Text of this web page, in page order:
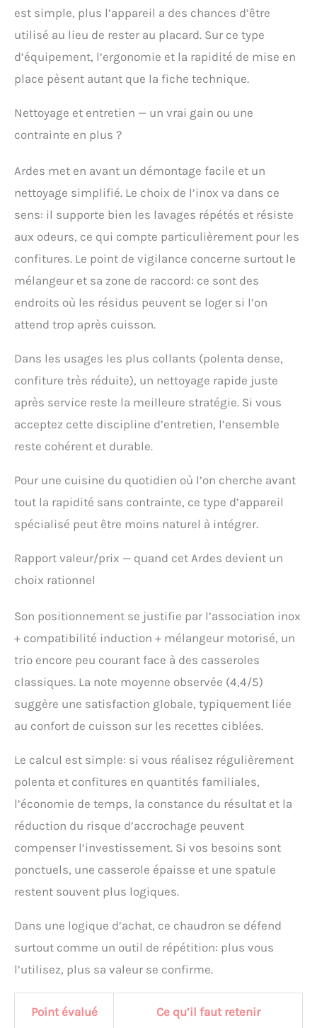
est simple, plus l’appareil a des chances d’être
utilisé au lieu de rester au placard. Sur ce type
d’équipement, l’ergonomie et la rapidité de mise en
place pèsent autant que la fiche technique.
Nettoyage et entretien — un vrai gain ou une
contrainte en plus ?
Ardes met en avant un démontage facile et un
nettoyage simplifié. Le choix de l’inox va dans ce
sens: il supporte bien les lavages répétés et résiste
aux odeurs, ce qui compte particulièrement pour les
confitures. Le point de vigilance concerne surtout le
mélangeur et sa zone de raccord: ce sont des
endroits où les résidus peuvent se loger si l’on
attend trop après cuisson.
Dans les usages les plus collants (polenta dense,
confiture très réduite), un nettoyage rapide juste
après service reste la meilleure stratégie. Si vous
acceptez cette discipline d’entretien, l’ensemble
reste cohérent et durable.
Pour une cuisine du quotidien où l’on cherche avant
tout la rapidité sans contrainte, ce type d’appareil
spécialisé peut être moins naturel à intégrer.
Rapport valeur/prix — quand cet Ardes devient un
choix rationnel
Son positionnement se justifie par l’association inox
+ compatibilité induction + mélangeur motorisé, un
trio encore peu courant face à des casseroles
classiques. La note moyenne observée (4,4/5)
suggère une satisfaction globale, typiquement liée
au confort de cuisson sur les recettes ciblées.
Le calcul est simple: si vous réalisez régulièrement
polenta et confitures en quantités familiales,
l’économie de temps, la constance du résultat et la
réduction du risque d’accrochage peuvent
compenser l’investissement. Si vos besoins sont
ponctuels, une casserole épaisse et une spatule
restent souvent plus logiques.
Dans une logique d’achat, ce chaudron se défend
surtout comme un outil de répétition: plus vous
l’utilisez, plus sa valeur se confirme.
Point évalué Ce qu’il faut retenir